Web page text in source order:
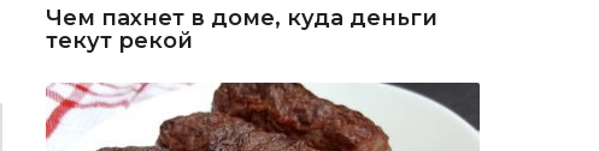
Чем пахнет в доме, куда деньги
текут рекой